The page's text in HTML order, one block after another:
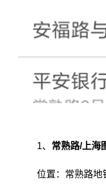
1、 常熟路/上海
位置：常熟路地